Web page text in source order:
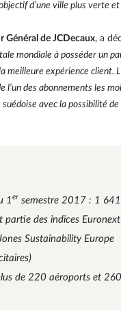
d’une ville plus verte et
de JCDecaux, a
mondiale à posséder un
meilleure expérience
des abonnements les
avec la possibilité
1er semestre 2017 : 1
partie des indices
Sustainability Europe
de 220 aéroports et